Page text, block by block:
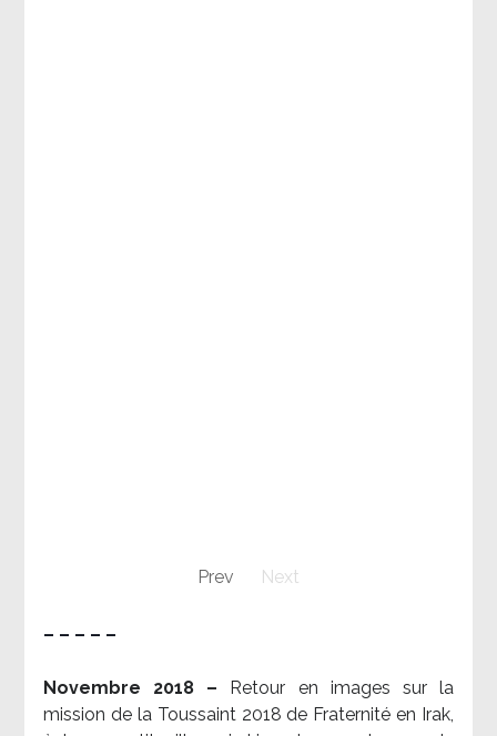
Prev Next
– – – – –
Novembre 2018 –
Retour en images sur la
mission de la Toussaint 2018 de Fraternité en Irak,